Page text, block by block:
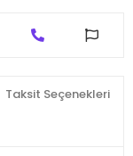
Taksit Seçenekleri